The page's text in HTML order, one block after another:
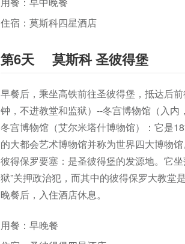
住宿：莫斯科四星酒店
第6天 莫斯科 圣彼得堡
早餐后，乘坐高铁前往圣彼得堡，抵达后
钟，不进教堂和监狱）--冬宫博物馆（入
冬宫博物馆（艾尔米塔什博物馆）：它是
的大都会艺术博物馆并称为世界四大博物
彼得保罗要塞：是圣彼得堡的发源地。它
狱”关押政治犯，而其中的彼得保罗大教堂
晚餐后，入住酒店休息。
用餐：早晚餐